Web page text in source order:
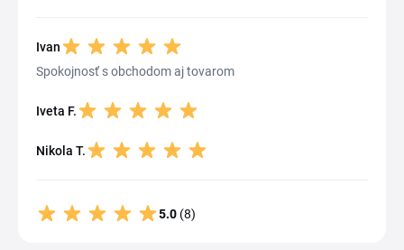
Ivan
Spokojnosť s obchodom aj tovarom
Iveta F.
Nikola T.
5.0 (8)